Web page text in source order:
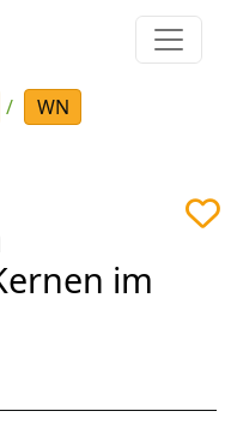
WN
im